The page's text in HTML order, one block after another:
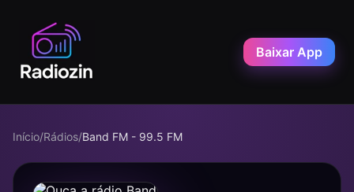
Baixar App
Início/Rádios/Band FM - 99.5 FM